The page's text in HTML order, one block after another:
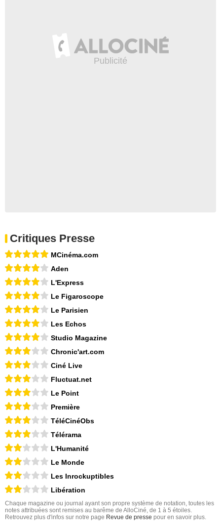
Critiques Presse
MCinéma.com
Aden
L'Express
Le Figaroscope
Le Parisien
Les Echos
Studio Magazine
Chronic'art.com
Ciné Live
Fluctuat.net
Le Point
Première
TéléCinéObs
Télérama
L'Humanité
Le Monde
Les Inrockuptibles
Libération
Chaque magazine ou journal ayant son propre système de notation, toutes les
notes attribuées sont remises au barême de AlloCiné, de 1 à 5 étoiles.
Retrouvez plus d'infos sur notre page Revue de presse pour en savoir plus.